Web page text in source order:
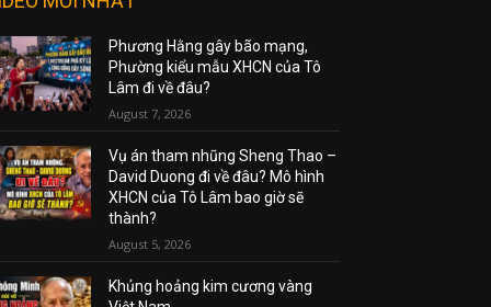
Phương Hằng gây bão mạng,
Phường kiểu mẫu XHCN của Tô
Lâm đi về đâu?
August 7, 2026
Vụ án tham nhũng Sheng Thao –
David Duong đi về đâu? Mô hình
XHCN của Tô Lâm bao giờ sẽ
thành?
August 5, 2026
Khủng hoảng kim cương vàng